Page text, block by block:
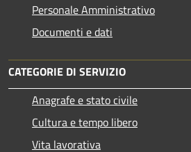
Personale Amministrativo
Documenti e dati
CATEGORIE DI SERVIZIO
Anagrafe e stato civile
Cultura e tempo libero
Vita lavorativa